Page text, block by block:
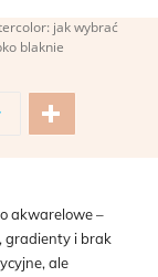
jak wybrać
blaknie
akwarelowe –
gradienty i brak
ale